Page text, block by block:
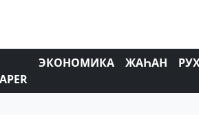
ЭКОНОМИКА ЖАҺАН